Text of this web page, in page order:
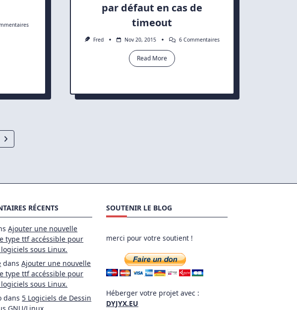
Sur
par défaut en cas de
timeout
Fred Nov 20, 2015 6 CommentairesSur
Défaut
Read More
RÉCENTS
Ajouter une nouvelle
type ttf accéssible pour
sous Linux.
dansAjouter une nouvelle
type ttf accéssible pour
sous Linux.
dans 5 Logiciels de Dessin
SOUTENIR LE BLOG
merci pour votre soutient !
Héberger votre projet avec :
DYJYX.EU